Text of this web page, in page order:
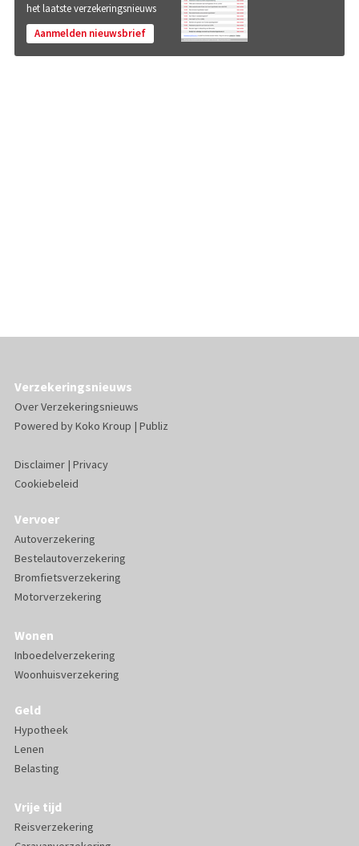
het laatste verzekeringsnieuws
Aanmelden nieuwsbrief
Verzekeringsnieuws
Over Verzekeringsnieuws
Powered byKoko Kroup | Publiz
Disclaimer| Privacy
Cookiebeleid
Vervoer
Autoverzekering
Bestelautoverzekering
Bromfietsverzekering
Motorverzekering
Wonen
Inboedelverzekering
Woonhuisverzekering
Geld
Hypotheek
Lenen
Belasting
Vrije tijd
Reisverzekering